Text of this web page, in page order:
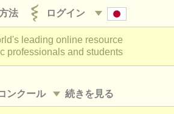
ログイン
法
leading online resource
professionals and students
続きを見る
ンクール